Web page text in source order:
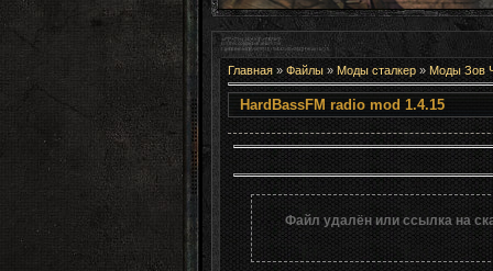
Главная» Файлы » Моды сталкер » Моды Зов
HardBassFM
Файл удалён или ссылка на